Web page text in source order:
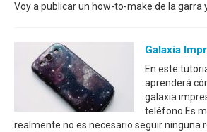
Voy a publicar un how-to-make de la garra
Galaxia
En este
aprenderá
galaxia
teléfono.Es
realmente no es necesario seguir ninguna